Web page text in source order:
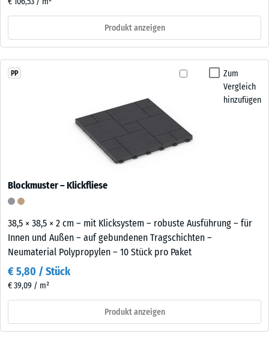
Produkt anzeigen
Zum
Vergleich
hinzufügen
PP
Blockmuster – Klickfliese
38,5 × 38,5 × 2 cm – mit Klicksystem – robuste Ausführung – für
Innen und Außen – auf gebundenen Tragschichten –
Neumaterial Polypropylen – 10 Stück pro Paket
€ 5,80 / Stück
€ 39,09 / m²
Produkt anzeigen